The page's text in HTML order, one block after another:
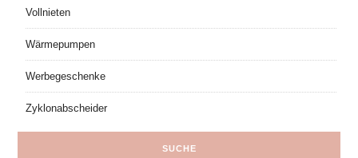
Vollnieten
Wärmepumpen
Werbegeschenke
Zyklonabscheider
SUCHE